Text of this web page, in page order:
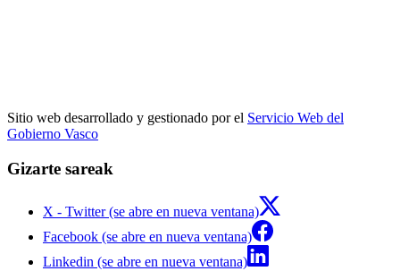
Sitio web desarrollado y gestionado por el Servicio Web del
Gobierno Vasco
Gizarte sareak
X - Twitter (se abre en nueva ventana)
Facebook (se abre en nueva ventana)
Linkedin (se abre en nueva ventana)